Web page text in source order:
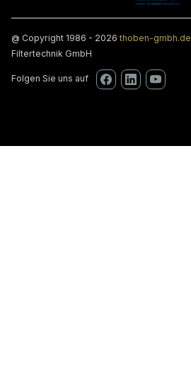
@ Copyright 1986 - 2026thoben-gmbh.de
Filtertechnik GmbH
Folgen Sie uns auf